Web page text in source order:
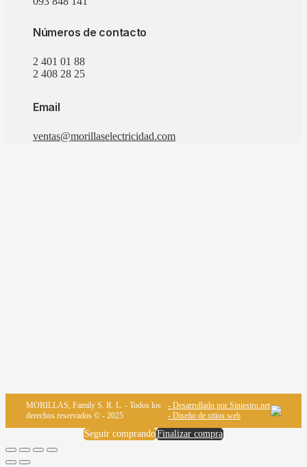
Números de contacto
2 401 01 88
2 408 28 25
Email
ventas@morillaselectricidad.com
MORILLAS, Family S. R. L. - Todos los
derechos reservados © - 2025
- Desarrollado por Siniestro.net
- Diseño de sitios web
Finalizar compra
Seguir comprando